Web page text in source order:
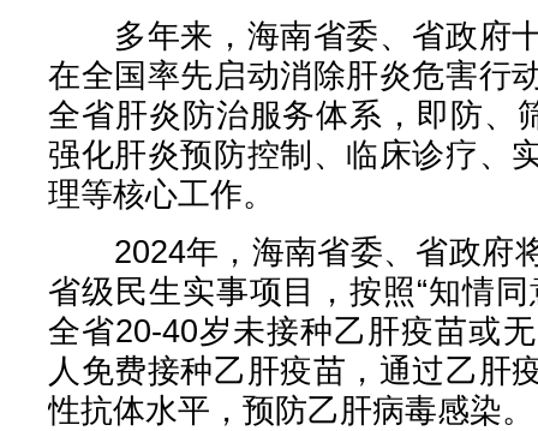
多年来，海南省委、省政府
在全国率先启动消除肝炎危害行
全省肝炎防治服务体系，即防、
强化肝炎预防控制、临床诊疗、
理等核心工作。
2024年，海南省委、省政府
省级民生实事项目，按照“知情
全省20-40岁未接种乙肝疫苗或
人免费接种乙肝疫苗，通过乙肝
性抗体水平，预防乙肝病毒感染。